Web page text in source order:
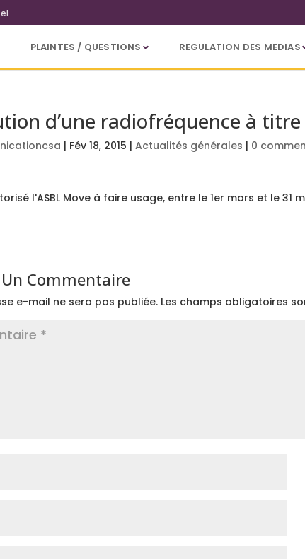
PLAINTES / QUESTIONS REGULATION DES MEDIAS
d’une radiofréquence à titre
| Fév 18, 2015 |Actualités générales | 0
l'ASBL Move à faire usage, entre le 1er mars et le 31
Un Commentaire
e-mail ne sera pas publiée. Les champs obligatoires